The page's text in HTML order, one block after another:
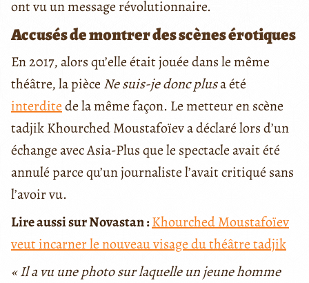
ont vu un message révolutionnaire.
Accusés de montrer des scènes érotiques
En 2017, alors qu’elle était jouée dans le même
théâtre, la pièce Ne suis-je donc plusa été
interditede la même façon. Le metteur en scène
tadjik Khourched Moustafoïev a déclaré lors d’un
échange avec Asia-Plus que le spectacle avait été
annulé parce qu’un journaliste l’avait critiqué sans
l’avoir vu.
Lire aussi sur Novastan :Khourched Moustafoïev
veut incarner le nouveau visage du théâtre tadjik
« Il a vu une photo sur laquelle un jeune homme